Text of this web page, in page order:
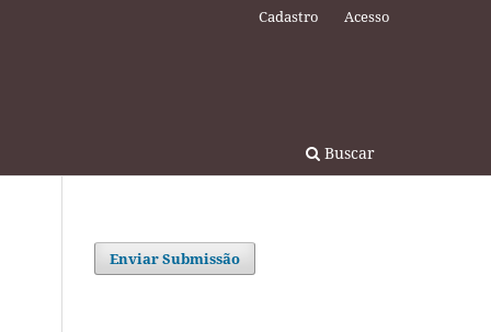
Buscar
Cadastro Acesso
Enviar Submissão